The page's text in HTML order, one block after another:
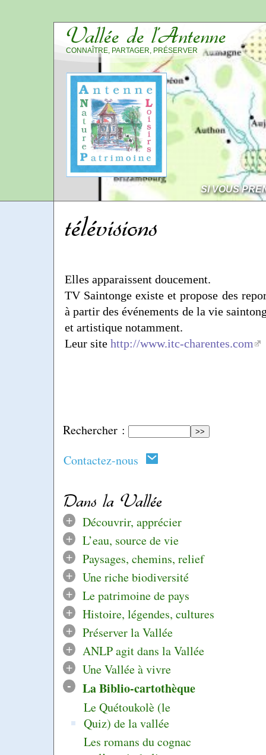
Vallée de l’Antenne
CONNAÎTRE, PARTAGER, PRÉSERVER
SI VOUS
Rechercher :
Contactez-nous
Dans la Vallée
+
Découvrir, apprécier
+
L’eau, source de vie
+
Paysages, chemins, relief
+
Une riche biodiversité
+
Le patrimoine de pays
+
Histoire, légendes, cultures
+
Préserver la Vallée
+
ANLP agit dans la Vallée
+
Une Vallée à vivre
- La Biblio-cartothèque
Le Quétoukolè (le
Quiz) de la vallée
Les romans du cognac
télévisions
Elles apparaissent doucement.
TV Saintonge existe et propose des
à partir des événements de la vie
et artistique notamment.
Leur site http://www.itc-charentes.com